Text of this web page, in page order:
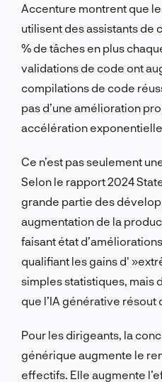
Accenture montrent que
utilisent des assistants de
% de tâches en plus
validations de code ont
compilations de code
pas d’une amélioration
accélération exponentielle.
Ce n’est pas seulement
Selon le rapport 2024
grande partie des
augmentation de la
faisant état
qualifiant les gains d'
simples statistiques, mais
que l’IA générative résout
Pour les dirigeants, la
générique augmente le
effectifs. Elle augmente